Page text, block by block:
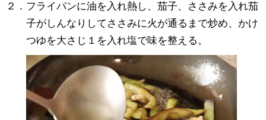
２．フライパンに油を入れ熱し、茄子、ささみを入れ茄
子がしんなりしてささみに火が通るまで炒め、かけ
つゆを大さじ１を入れ塩で味を整える。